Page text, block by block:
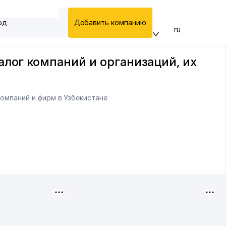
Добавить компанию
ru
компаний и организаций, их
и фирм в Узбекистане